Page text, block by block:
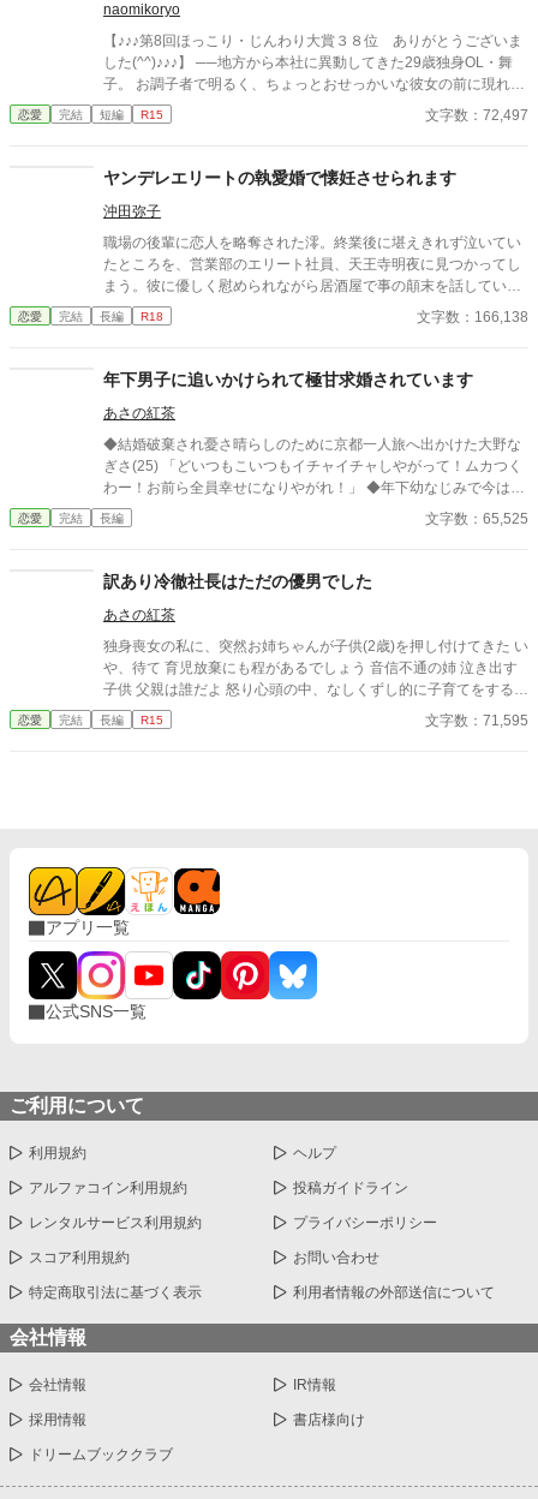
車に同乗して去ってしまった。 最悪の出会いをし、二度と会いた
くない相手の正体は⁇ 作品はフィクションです。 本来の仕事内容
とは異なる描写があると思います。
naomikoryo
【♪♪♪第8回ほっこり・じんわり大賞３８位 ありがとうございま
した(^^)♪♪♪】 ──地方から本社に異動してきた29歳独身OL・舞
子。 お調子者で明るく、ちょっとおせっかいな彼女の前に現れた
のは、 “氷のように冷たい”と社内で噂される40歳のイケメン上
司・本庄誠。 最初は「怖い」としか思えなかったはずのその人
とき―― 舞子の中で、恋が芽生えはじめる。 でも、彼には誰も知
らない過去があった。 そして舞子は、自分の恋心を隠しながら、
ゆっくりとその心の氷を溶かしていく。 ◆恋って、“バレたら終
わり”なんやろか？ ◆それとも、“言わな、始まらへん”んやろか？
そんな揺れる想いを抱えながら、仕事も恋も全力投球。 笑って、
泣いて、つまずいて――それでも、前を向く彼女の姿に、きっと
上司の、20話で完結するライト文芸ラブストーリー。 仕事に恋に
恋愛 完結 短編 R15 文字数：72,497
ヤンデレエリートの執愛婚で懐妊させられます
沖田弥子
職場の後輩に恋人を略奪された澪。終業後に堪えきれず泣いてい
たところを、営業部のエリート社員、天王寺明夜に見つかってし
まう。彼に優しく慰められながら居酒屋で事の顛末を話していた
が、なぜか明夜と一夜を過ごすことに――!? 明夜は傷心した自
分を慰めてくれただけだ、と考える澪だったが、翌朝「責任をと
如始まった新婚生活。明夜は澪の心と身体を幸せで満たしてくれ
ていたが、徐々に明夜のヤンデレな一面が見えてきて――執着強
めな旦那様との極上溺愛ラブストーリー！
恋愛 完結 長編 R18 文字数：166,138
年下男子に追いかけられて極甘求婚されています
あさの紅茶
◆結婚破棄され憂さ晴らしのために京都一人旅へ出かけた大野な
ぎさ(25) 「どいつもこいつもイチャイチャしやがって！ムカつく
わー！お前ら全員幸せになりやがれ！」 ◆年下幼なじみで今は京
都の大学にいる富田潤(20) 「京都案内しようか？今どこ？」 再会
した幼なじみである潤は実は子どもの頃からなぎさのことが好き
う子供じゃない。俺についてきて、なぎ」 「そんなこと言って、
後悔しても知らないよ？」
恋愛 完結 長編 文字数：65,525
訳あり冷徹社長はただの優男でした
あさの紅茶
独身喪女の私に、突然お姉ちゃんが子供(2歳)を押し付けてきた い
や、待て 育児放棄にも程があるでしょう 音信不通の姉 泣き出す
子供 父親は誰だよ 怒り心頭の中、なしくずし的に子育てをするこ
とになった私、橋本美咲(23歳) これはもう、人生詰んだと思った
********** この作品は他のサイトにも掲載しています
恋愛 完結 長編 R15 文字数：71,595
アプリ一覧
公式SNS一覧
ご利用について
利用規約 ヘルプ
アルファコイン利用規約 投稿ガイドライン
レンタルサービス利用規約 プライバシーポリシー
スコア利用規約 お問い合わせ
特定商取引法に基づく表示 利用者情報の外部送信について
会社情報
会社情報 IR情報
採用情報 書店様向け
ドリームブッククラブ